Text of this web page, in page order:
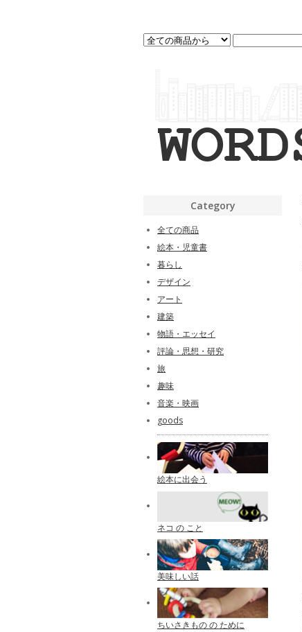
Category
全ての商品
絵本・児童書
暮らし
デザイン
アート
建築
物語・エッセイ
評論・思想・研究
旅
趣味
音楽・映画
goods
絵本に出会う
ネコ の こと
美味しい話
ちいさきもの の ために